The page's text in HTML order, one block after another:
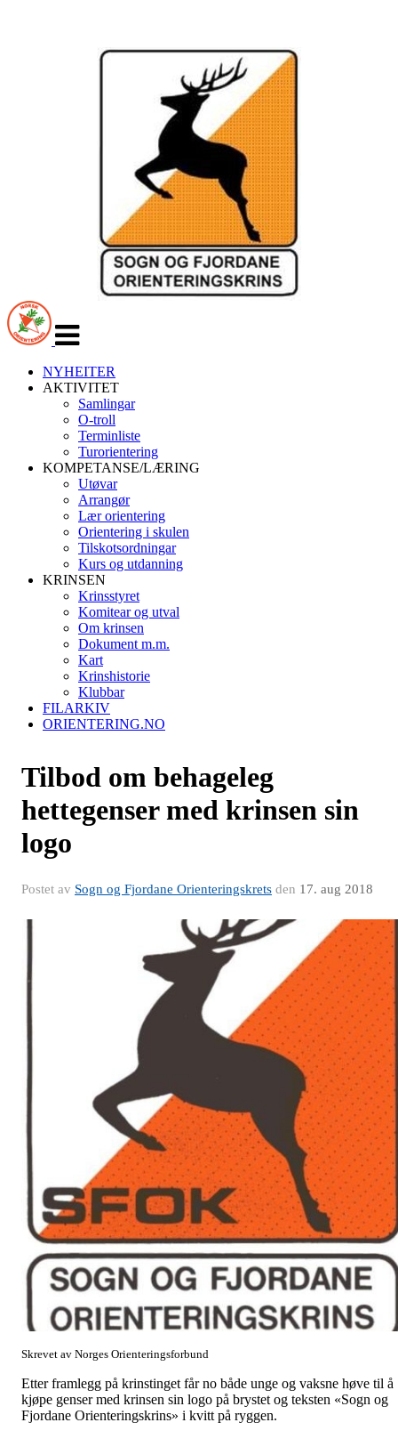
navigasjon
NYHEITER
AKTIVITET
Samlingar
O-troll
Terminliste
Turorientering
KOMPETANSE/LÆRING
Utøvar
Arrangør
Lær orientering
Orientering i skulen
Tilskotsordningar
Kurs og utdanning
KRINSEN
Krinsstyret
Komitear og utval
Om krinsen
Dokument m.m.
Kart
Krinshistorie
Klubbar
FILARKIV
ORIENTERING.NO
Tilbod om behageleg
hettegenser med krinsen sin
logo
Postet av Sogn og Fjordane Orienteringskrets den 17. aug 2018
Skrevet av Norges Orienteringsforbund
Etter framlegg på krinstinget får no både unge og vaksne høve til å
kjøpe genser med krinsen sin logo på brystet og teksten «Sogn og
Fjordane Orienteringskrins» i kvitt på ryggen.